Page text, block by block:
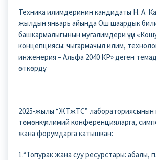
Техника илимдеринин кандидаты Н. А.
жылдын январь айында Ош шаардык
башкармалыгынын мугалимдери үчүн
концепциясы: чыгармачыл илим,
инженерия – Альфа 2040 КР» деген
өткөрдү.
2025-жылы “ЖТжТС” лабораториясынын
төмөнкү илимий конференцияларга,
жана форумдарга катышкан:
1.“Топурак жана суу ресурстары: абалы,